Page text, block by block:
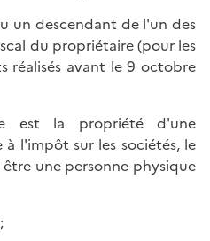
un descendant de l'un des
du propriétaire (pour les
réalisés avant le 9 octobre
est la propriété d'une
à l'impôt sur les sociétés, le
une personne physique